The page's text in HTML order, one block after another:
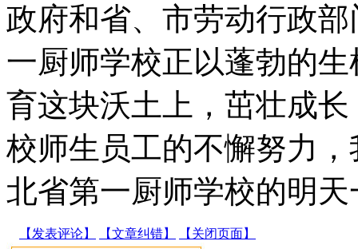
政府和省、市劳动行政
一厨师学校正以蓬勃的
育这块沃土上，茁壮成
校师生员工的不懈努力
北省第一厨师学校的明
【发表评论】 【文章纠错】 【关闭页面】